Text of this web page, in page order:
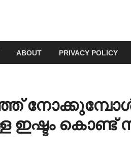
ABOUT PRIVACY POLICY
കൊണ്ട്